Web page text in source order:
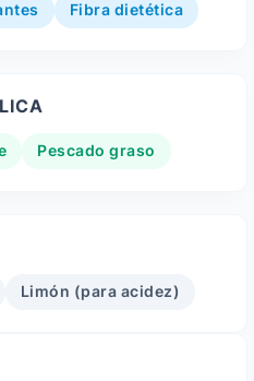
Fibra dietética
Pescado graso
Limón (para acidez)